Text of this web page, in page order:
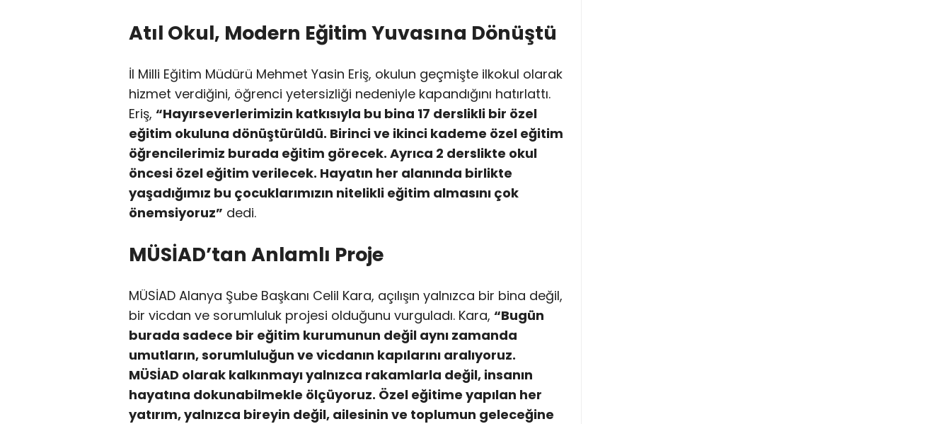
Atıl Okul, Modern Eğitim Yuvasına Dönüştü
İl Milli Eğitim Müdürü Mehmet Yasin Eriş, okulun geçmişte ilkokul olarak
hizmet verdiğini, öğrenci yetersizliği nedeniyle kapandığını hatırlattı.
Eriş, “Hayırseverlerimizin katkısıyla bu bina 17 derslikli bir özel
eğitim okuluna dönüştürüldü. Birinci ve ikinci kademe özel eğitim
öğrencilerimiz burada eğitim görecek. Ayrıca 2 derslikte okul
öncesi özel eğitim verilecek. Hayatın her alanında birlikte
yaşadığımız bu çocuklarımızın nitelikli eğitim almasını çok
önemsiyoruz” dedi.
MÜSİAD’tan Anlamlı Proje
MÜSİAD Alanya Şube Başkanı Celil Kara, açılışın yalnızca bir bina değil,
bir vicdan ve sorumluluk projesi olduğunu vurguladı. Kara, “Bugün
burada sadece bir eğitim kurumunun değil aynı zamanda
umutların, sorumluluğun ve vicdanın kapılarını aralıyoruz.
MÜSİAD olarak kalkınmayı yalnızca rakamlarla değil, insanın
hayatına dokunabilmekle ölçüyoruz. Özel eğitime yapılan her
yatırım, yalnızca bireyin değil, ailesinin ve toplumun geleceğine